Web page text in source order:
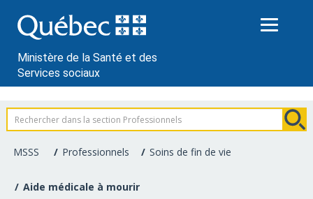
au
contenu
Ministère de la Santé et des
Services sociaux
Information
pour
les
MSSS Professionnels Soins de fin de vie
Aide médicale à mourir